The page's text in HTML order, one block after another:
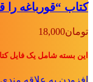
کتاب “قورباغه را
تومان18,000
این بسته شامل یک فایل